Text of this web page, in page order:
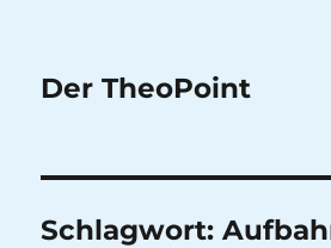
Der TheoPoint
Schlagwort: